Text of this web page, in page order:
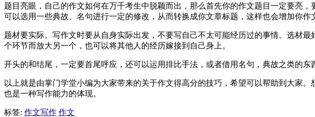
题目亮眼，自己的作文如何在万千考生中脱颖而出，那么首先你的作文题目一定要亮
可以选用一些典故、名句进行一定的修改，从而转换成你文章标题，这样也会增加你作
题材要实际。写作文时要从自身实际出发，不要写自己不太可能经历过的事情。选材
个环节而放大另一个，也可以将其他人的经历嫁接到自己身上。
开头的和结尾，一定要首尾呼应，还可以运用排比手法，或者借用名句，典故之类的
以上就是由掌门学堂小编为大家带来的关于作文得高分的技巧，希望可以帮助到大家
也是一种写作能力的体现。
标签: 作文写作 作文